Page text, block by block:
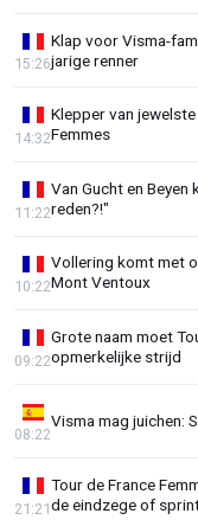
Klap voor Visma-
jarige renner
15:26
Klepper van
Femmes
14:32
Van Gucht en
reden?!"
11:22
Vollering komt met
Mont Ventoux
10:22
Grote naam moet
opmerkelijke strijd
09:22
Visma mag juichen:
08:22
Tour de France
de eindzege of
21:21